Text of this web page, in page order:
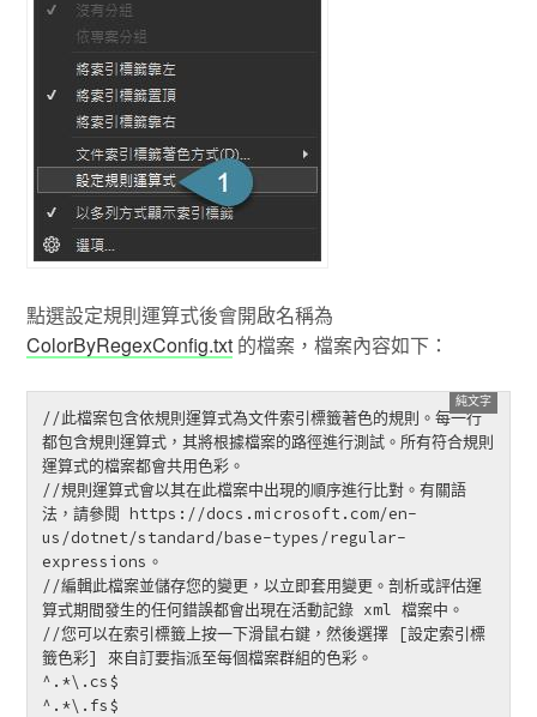
點選設定規則運算式後會開啟名稱為
ColorByRegexConfig.txt 的檔案，檔案內容如下：
//此檔案包含依規則運算式為文件索引標籤著色的規則。每一行
都包含規則運算式，其將根據檔案的路徑進行測試。所有符合規則
運算式的檔案都會共用色彩。
//規則運算式會以其在此檔案中出現的順序進行比對。有關語
法，請參閱 https://docs.microsoft.com/en-
us/dotnet/standard/base-types/regular-
expressions。
//編輯此檔案並儲存您的變更，以立即套用變更。剖析或評估運
算式期間發生的任何錯誤都會出現在活動記錄 xml 檔案中。
//您可以在索引標籤上按一下滑鼠右鍵，然後選擇 [設定索引標
籤色彩] 來自訂要指派至每個檔案群組的色彩。
^.*\.cs$
^.*\.fs$